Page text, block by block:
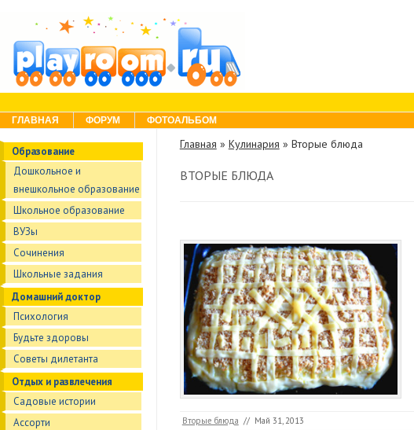
Menu
Skip to content
ГЛАВНАЯ ФОРУМ ФОТОАЛЬБОМ
Образование
Дошкольное и
внешкольное образование
Школьное образование
ВУЗы
Сочинения
Школьные задания
Домашний доктор
Психология
Будьте здоровы
Советы дилетанта
Отдых и развлечения
Садовые истории
Ассорти
Главная » Кулинария » Вторые блюда
ВТОРЫЕ БЛЮДА
Вторые блюда // Май 31, 2013